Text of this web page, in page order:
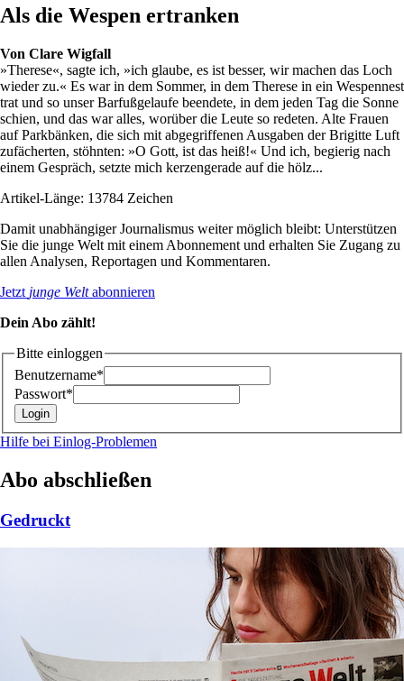
Als die Wespen ertranken
Von Clare Wigfall
»Therese«, sagte ich, »ich glaube, es ist besser, wir machen das Loch
wieder zu.« Es war in dem Sommer, in dem Therese in ein Wespennest
trat und so unser Barfußgelaufe beendete, in dem jeden Tag die Sonne
schien, und das war alles, worüber die Leute so redeten. Alte Frauen
auf Parkbänken, die sich mit abgegriffenen Ausgaben der Brigitte Luft
zufächerten, stöhnten: »O Gott, ist das heiß!« Und ich, begierig nach
einem Gespräch, setzte mich kerzengerade auf die hölz...
Artikel-Länge: 13784 Zeichen
Damit unabhängiger Journalismus weiter möglich bleibt: Unterstützen
Sie die junge Welt mit einem Abonnement und erhalten Sie Zugang zu
allen Analysen, Reportagen und Kommentaren.
Jetzt junge Weltabonnieren
Dein Abo zählt!
Bitte einloggen
Benutzername*
Passwort*
Hilfe bei Einlog-Problemen
Abo abschließen
Gedruckt